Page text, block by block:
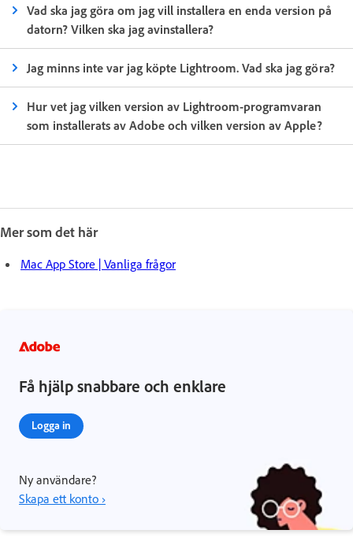
Vad ska jag göra om jag vill installera en enda version på
datorn? Vilken ska jag avinstallera?
Jag minns inte var jag köpte Lightroom. Vad ska jag göra?
Hur vet jag vilken version av Lightroom-programvaran
som installerats av Adobe och vilken version av Apple?
Mer som det här
Mac App Store | Vanliga frågor
Få hjälp snabbare och enklare
Logga in
Ny användare?
Skapa ett konto ›